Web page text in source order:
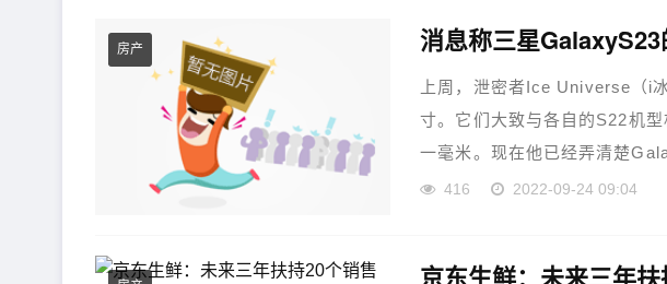
房产 消息称三星
上周，泄密者Ice Universe（i
寸。它们大致与各自的S22机
一毫米。现在他已经弄清楚
416 2022-09-24 09:04
京东生鲜：未来三年